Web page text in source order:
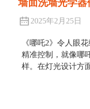
墙面洗墙光学器
2025年2月25日
《哪吒2》令人眼
精准控制，就像哪
样。在灯光设计